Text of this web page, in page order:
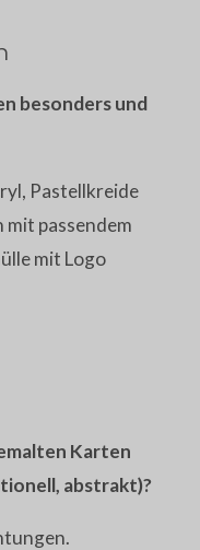
besonders und
Pastellkreide
mit passendem
mit Logo
Karten
abstrakt)?